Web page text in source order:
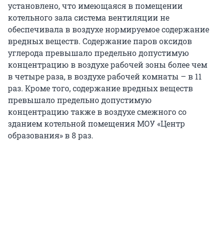
установлено, что имеющаяся в помещении
котельного зала система вентиляции не
обеспечивала в воздухе нормируемое содержание
вредных веществ. Содержание паров оксидов
углерода превышало предельно допустимую
концентрацию в воздухе рабочей зоны более чем
в четыре раза, в воздухе рабочей комнаты – в 11
раз. Кроме того, содержание вредных веществ
превышало предельно допустимую
концентрацию также в воздухе смежного со
зданием котельной помещения МОУ «Центр
образования» в 8 раз.